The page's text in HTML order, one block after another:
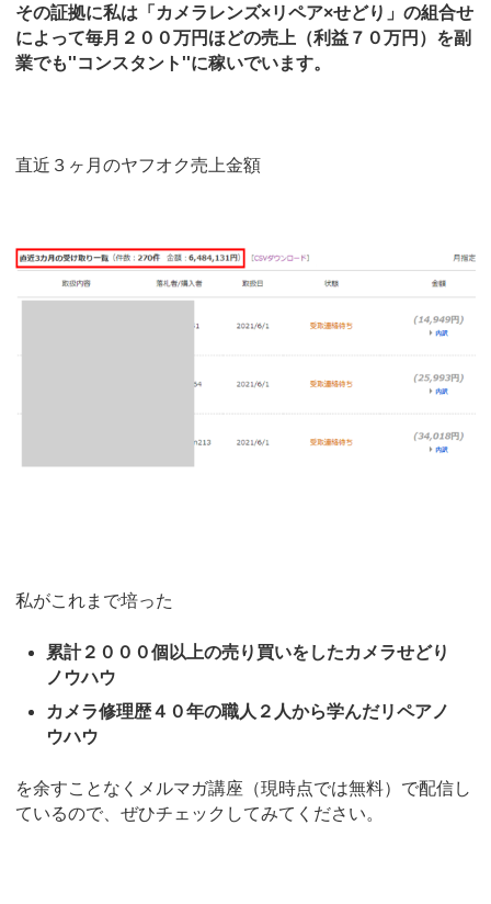
その証拠に私は「カメラレンズ×リペア×せどり」の組合せ
によって毎月２００万円ほどの売上（利益７０万円）を副
業でも''コンスタント''に稼いでいます。
直近３ヶ月のヤフオク売上金額
私がこれまで培った
累計２０００個以上の売り買いをしたカメラせどり
ノウハウ
カメラ修理歴４０年の職人２人から学んだリペアノ
ウハウ
を余すことなくメルマガ講座（現時点では無料）で配信し
ているので、ぜひチェックしてみてください。